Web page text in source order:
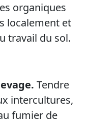
organiques
localement et
travail du sol.
. Tendre
intercultures,
fumier de